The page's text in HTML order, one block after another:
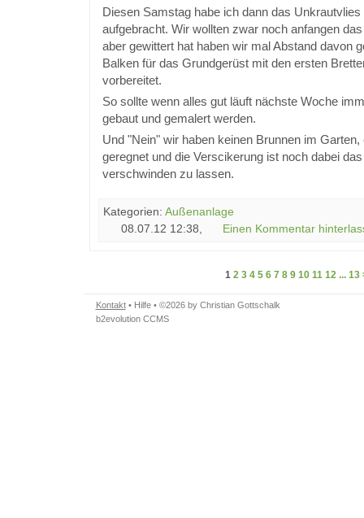
Diesen Samstag habe ich dann das
aufgebracht. Wir wollten zwar noch anfangen
aber gewittert hat haben wir mal Abstand davon
Balken für das Grundgerüst mit den ersten
vorbereitet.
So sollte wenn alles gut läuft nächste Woche
gebaut und gemalert werden.
Und "Nein" wir haben keinen Brunnen im
geregnet und die Verscikerung ist noch dabei
verschwinden zu lassen.
Kategorien: Außenanlage
08.07.12 12:38,
Einen Kommentar
1 2 3 4 5 6 7 8 9 10 11 12 ... 13
Kontakt• Hilfe• ©2026 by Christian Gottschalk
b2evolution CCMS